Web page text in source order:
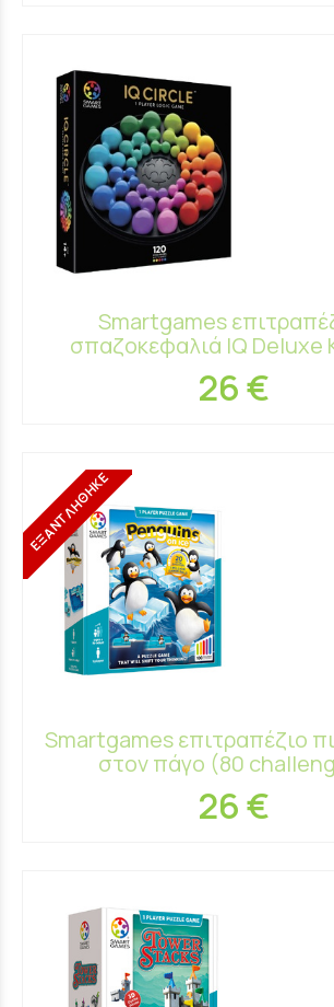
Smartgames
σπαζοκεφαλιά IQ Deluxe
26 €
ΕΞΑΝΤΛΗΘΗΚΕ
Smartgames επιτραπέζιο
στον πάγο (80
26 €